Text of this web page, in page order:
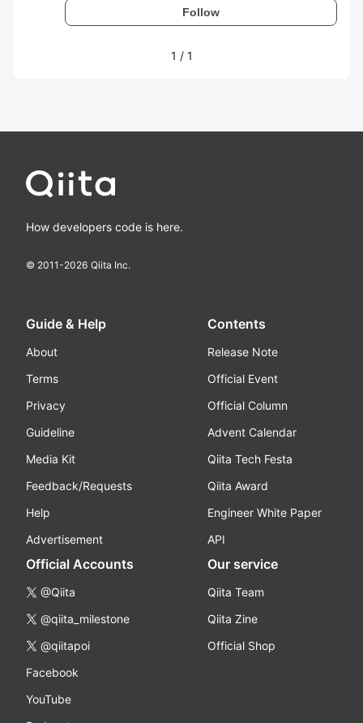
Follow
1 / 1
How developers code is here.
© 2011-2026 Qiita Inc.
Guide & Help
About
Terms
Privacy
Guideline
Media Kit
Feedback/Requests
Help
Advertisement
Contents
Release Note
Official Event
Official Column
Advent Calendar
Qiita Tech Festa
Qiita Award
Engineer White Paper
API
Official Accounts
@Qiita
@qiita_milestone
@qiitapoi
Facebook
YouTube
Our service
Qiita Team
Qiita Zine
Official Shop